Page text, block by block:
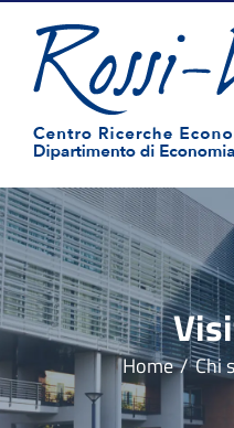
contenuto
Home Chi